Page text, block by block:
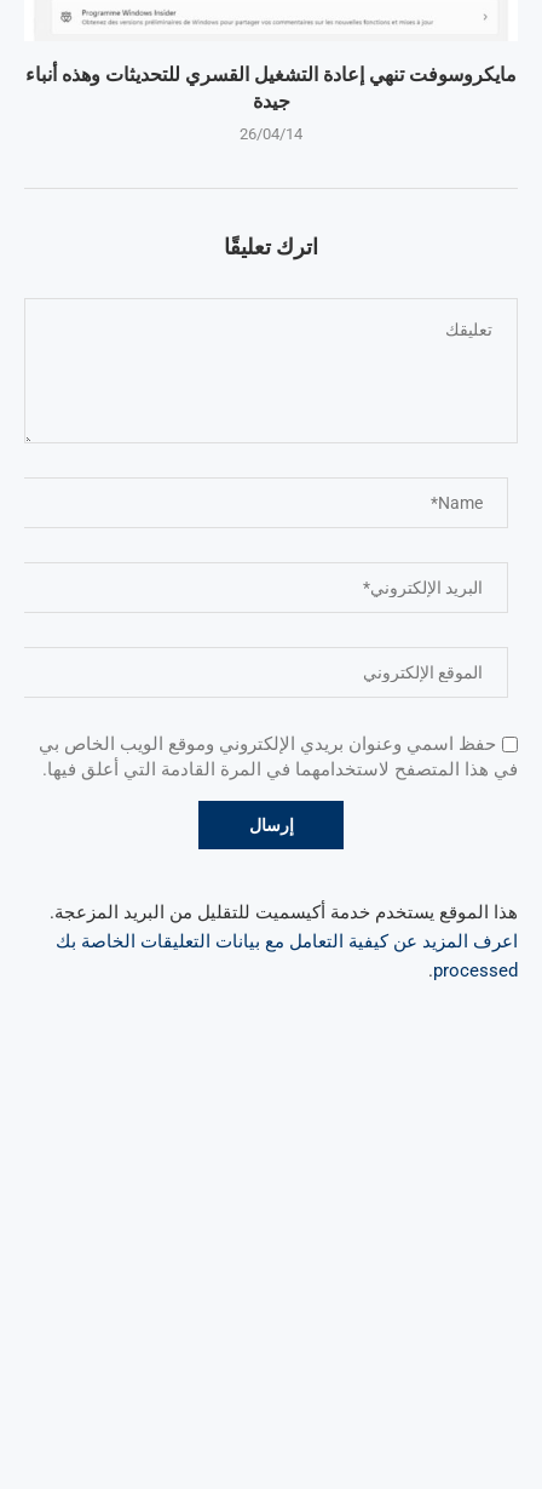
مايكروسوفت تنهي إعادة التشغيل القسري للتحديثات وهذه أنباء
جيدة
26/04/14
اترك تعليقًا
حفظ اسمي وعنوان بريدي الإلكتروني وموقع الويب الخاص بي
في هذا المتصفح لاستخدامهما في المرة القادمة التي أعلق فيها.
هذا الموقع يستخدم خدمة أكيسميت للتقليل من البريد المزعجة.
اعرف المزيد عن كيفية التعامل مع بيانات التعليقات الخاصة بك
processed
.